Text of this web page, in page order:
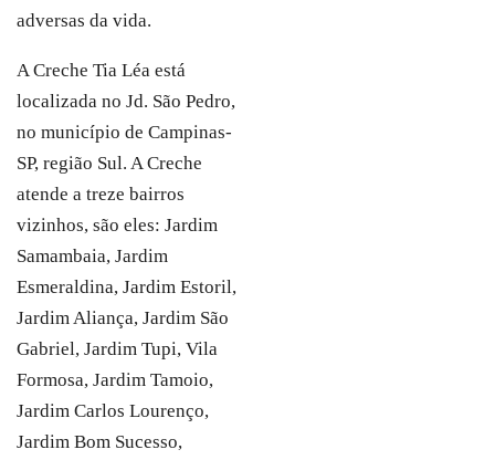
adversas da vida.
A Creche Tia Léa está
localizada no Jd. São Pedro,
no município de Campinas-
SP, região Sul. A Creche
atende a treze bairros
vizinhos, são eles: Jardim
Samambaia, Jardim
Esmeraldina, Jardim Estoril,
Jardim Aliança, Jardim São
Gabriel, Jardim Tupi, Vila
Formosa, Jardim Tamoio,
Jardim Carlos Lourenço,
Jardim Bom Sucesso,